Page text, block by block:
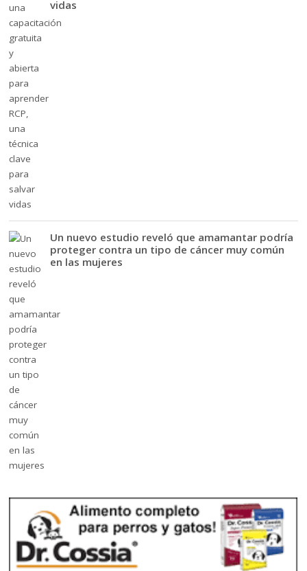
vidas
Un nuevo estudio reveló que amamantar podría
proteger contra un tipo de cáncer muy común
en las mujeres